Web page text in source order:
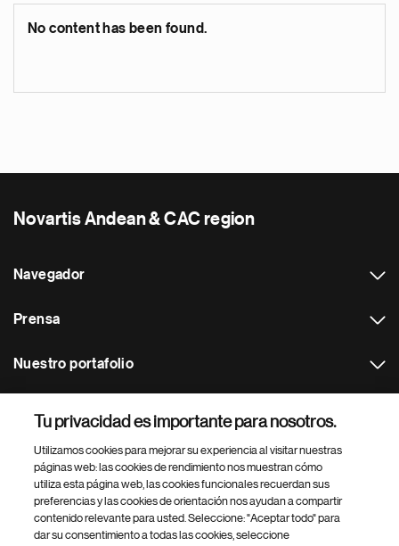
No content has been found.
Novartis Andean & CAC region
Navegador
Prensa
Nuestro portafolio
Footer Site Search
Tu privacidad es importante para nosotros.
Utilizamos cookies para mejorar su experiencia al visitar nuestras
páginas web: las cookies de rendimiento nos muestran cómo
utiliza esta página web, las cookies funcionales recuerdan sus
preferencias y las cookies de orientación nos ayudan a compartir
contenido relevante para usted. Seleccione: "Aceptar todo" para
dar su consentimiento a todas las cookies, seleccione